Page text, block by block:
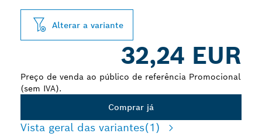
Alterar a variante
32,24 EUR
Preço de venda ao público de referência Promocional
(sem IVA).
Comprar já
Vista geral das variantes(1)